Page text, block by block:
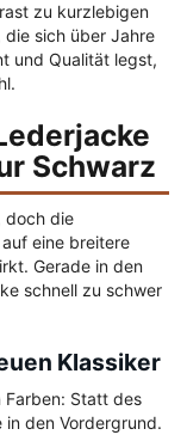
zu kurzlebigen
die sich über Jahre
und Qualität legst,
Schwarz
doch die
eine breitere
Gerade in den
schnell zu schwer
Klassiker
Farben: Statt des
den Vordergrund.